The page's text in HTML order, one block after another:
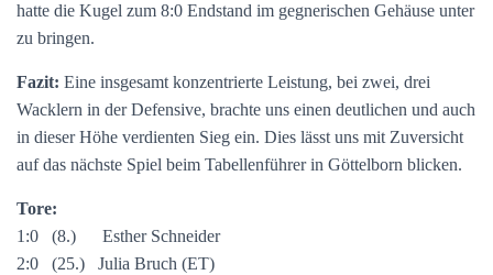
hatte die Kugel zum 8:0 Endstand im gegnerischen Gehäuse unter
zu bringen.
Fazit: Eine insgesamt konzentrierte Leistung, bei zwei, drei
Wacklern in der Defensive, brachte uns einen deutlichen und auch
in dieser Höhe verdienten Sieg ein. Dies lässt uns mit Zuversicht
auf das nächste Spiel beim Tabellenführer in Göttelborn blicken.
Tore:
1:0 (8.) Esther Schneider
2:0 (25.) Julia Bruch (ET)